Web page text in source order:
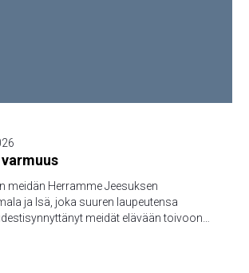
meidän Herramme Jeesuksen
ja Isä, joka suuren laupeutensa
meidät elävään toivoon